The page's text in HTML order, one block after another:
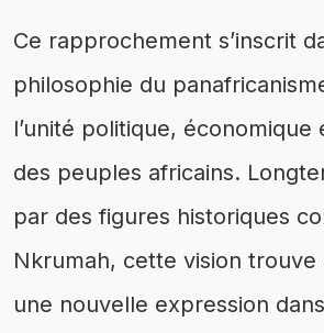
Ce rapprochement s’inscrit
philosophie du
l’unité politique, économique
des peuples africains.
par des figures historiques
Nkrumah, cette vision trouve
une nouvelle expression